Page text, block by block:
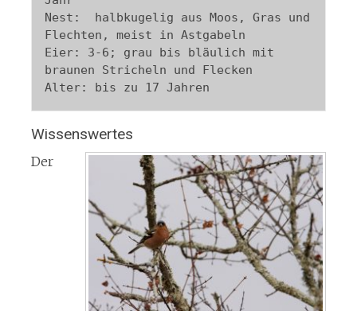
Nest:  halbkugelig aus Moos, Gras und
Flechten, meist in Astgabeln
Eier: 3-6; grau bis bläulich mit
braunen Stricheln und Flecken
Wissenswertes
Der